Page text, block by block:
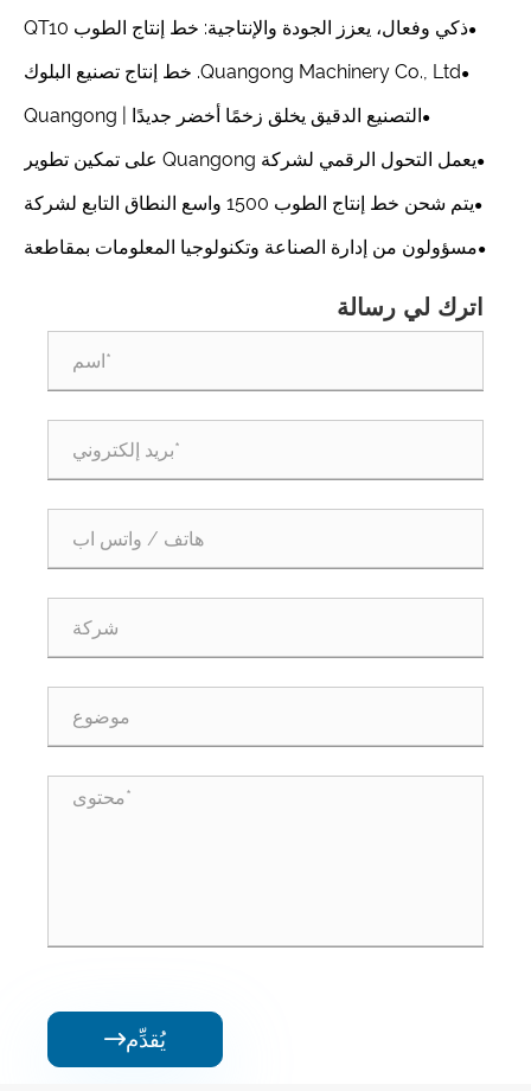
ذكي وفعال، يعزز الجودة والإنتاجية: خط إنتاج الطوب QT10
الجديد التابع لشركة Quangong Machinery Co., Ltd. يُحدث
ضجة كبيرة
Quangong Machinery Co., Ltd. خط إنتاج تصنيع البلوك
عالي السرعة QT10 يضع معيارًا جديدًا للتميز في التصنيع الذكي
التصنيع الدقيق يخلق زخمًا أخضر جديدًا | Quangong
Machinery Co., Ltd. خط إنتاج الطوب T9 يتميز بالقوة المتميزة
يعمل التحول الرقمي لشركة Quangong على تمكين تطوير
المؤسسات عالية الجودة
يتم شحن خط إنتاج الطوب 1500 واسع النطاق التابع لشركة
Quangong Machinery إلى الخارج مرة أخرى
مسؤولون من إدارة الصناعة وتكنولوجيا المعلومات بمقاطعة
اترك لي رسالة
يُقدِّم